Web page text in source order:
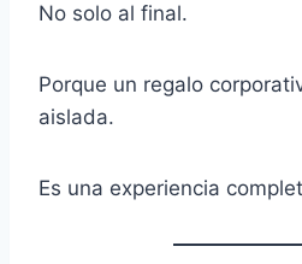
No solo al final.
Porque un regalo
aislada.
Es una experiencia